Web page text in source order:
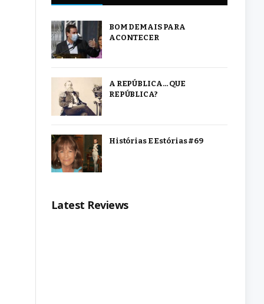
BOM DEMAIS PARA
ACONTECER
A REPÚBLICA… QUE
REPÚBLICA?
Histórias E Estórias #69
Latest Reviews